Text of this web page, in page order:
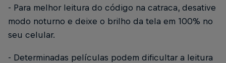
- Para melhor leitura do código na catraca, desative
modo noturno e deixe o brilho da tela em 100% no
seu celular.
- Determinadas películas podem dificultar a leitura